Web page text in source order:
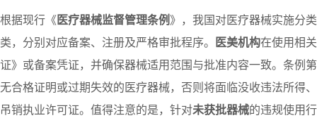
根据现行《医疗器械监督管理条例》，我国对医疗器械实施分
类，分别对应备案、注册及严格审批程序。 医美机构在使用相
证》或备案凭证，并确保器械适用范围与批准内容一致。条例
无合格证明或过期失效的医疗器械，否则将面临没收违法所得
吊销执业许可证。值得注意的是，针对未获批器械的违规使用